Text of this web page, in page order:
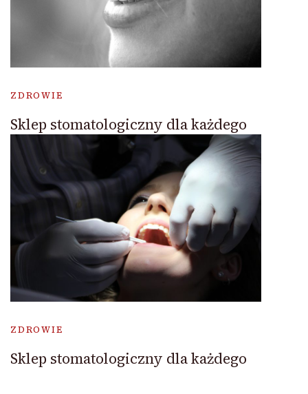
ZDROWIE
Sklep stomatologiczny dla każdego
ZDROWIE
Sklep stomatologiczny dla każdego